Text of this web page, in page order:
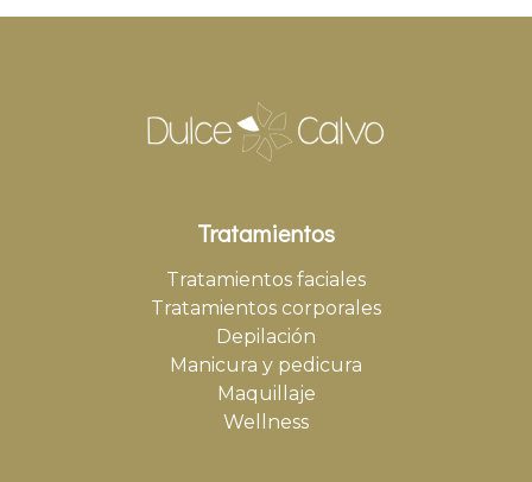
Tratamientos
Tratamientos faciales
Tratamientos corporales
Depilación
Manicura y pedicura
Maquillaje
Wellness